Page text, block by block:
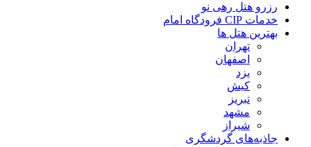
رزرو هتل رهی نو
خدمات CIP فرودگاه امام
بهترین هتل ها
تهران
اصفهان
یزد
کیش
تبریز
مشهد
شیراز
جاذبه‌های گردشگری